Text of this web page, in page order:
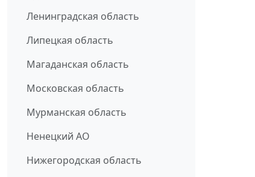
Ленинградская область
Липецкая область
Магаданская область
Московская область
Мурманская область
Ненецкий АО
Нижегородская область